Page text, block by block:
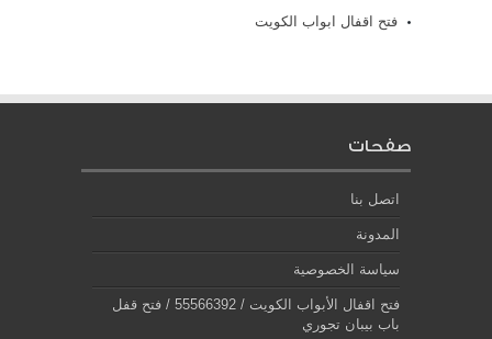
فتح اقفال ابواب الكويت
صفحات
اتصل بنا
المدونة
سياسة الخصوصية
فتح اقفال الأبواب الكويت / 55566392 / فتح قفل
باب بيبان تجوري